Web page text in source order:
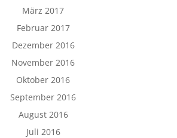
März 2017
Februar 2017
Dezember 2016
November 2016
Oktober 2016
September 2016
August 2016
Juli 2016